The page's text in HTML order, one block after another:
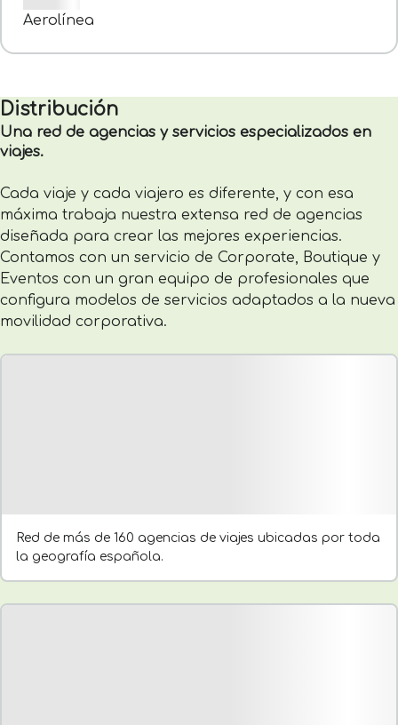
Aerolínea
Distribución
Una red de agencias y servicios especializados en
viajes.
Cada viaje y cada viajero es diferente, y con esa
máxima trabaja nuestra extensa red de agencias
diseñada para crear las mejores experiencias.
Contamos con un servicio de Corporate, Boutique y
Eventos con un gran equipo de profesionales que
configura modelos de servicios adaptados a la nueva
movilidad corporativa.
Red de más de 160 agencias de viajes ubicadas por toda
la geografía española.